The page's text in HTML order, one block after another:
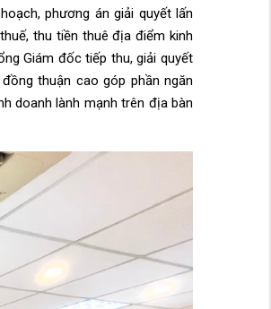
phương án giải quyết lấn
thu tiền thuê địa điểm kinh
Giám đốc tiếp thu, giải quyết
thuận cao góp phần ngăn
doanh lành mạnh trên địa bàn